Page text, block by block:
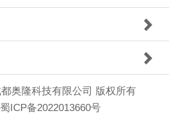
奥隆科技有限公司 版权所有
蜀ICP备2022013660号